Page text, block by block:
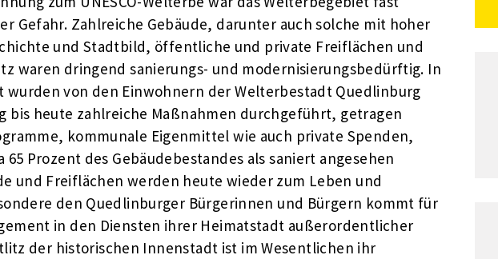
Gefahr. Zahlreiche Gebäude, darunter auch solche mit hoher
und Stadtbild, öffentliche und private Freiflächen und
waren dringend sanierungs- und modernisierungsbedürftig. In
wurden von den Einwohnern der Welterbestadt Quedlinburg
bis heute zahlreiche Maßnahmen durchgeführt, getragen
kommunale Eigenmittel wie auch private Spenden,
Prozent des Gebäudebestandes als saniert angesehen
und Freiflächen werden heute wieder zum Leben und
den Quedlinburger Bürgerinnen und Bürgern kommt für
in den Diensten ihrer Heimatstadt außerordentlicher
der historischen Innenstadt ist im Wesentlichen ihr